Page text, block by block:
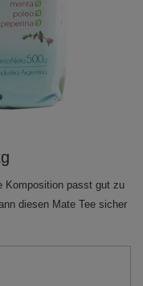
Komposition passt gut zu
diesen Mate Tee sicher